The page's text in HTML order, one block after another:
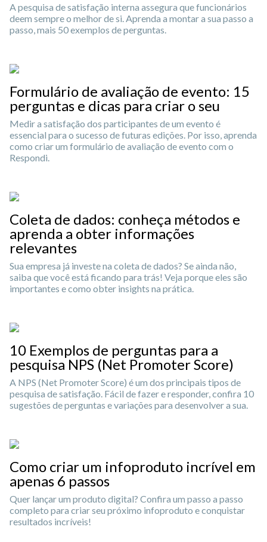
A pesquisa de satisfação interna assegura que funcionários
deem sempre o melhor de si. Aprenda a montar a sua passo a
passo, mais 50 exemplos de perguntas.
Formulário de avaliação de evento: 15
perguntas e dicas para criar o seu
Medir a satisfação dos participantes de um evento é
essencial para o sucesso de futuras edições. Por isso, aprenda
como criar um formulário de avaliação de evento com o
Respondi.
Coleta de dados: conheça métodos e
aprenda a obter informações
relevantes
Sua empresa já investe na coleta de dados? Se ainda não,
saiba que você está ficando para trás! Veja porque eles são
importantes e como obter insights na prática.
10 Exemplos de perguntas para a
pesquisa NPS (Net Promoter Score)
A NPS (Net Promoter Score) é um dos principais tipos de
pesquisa de satisfação. Fácil de fazer e responder, confira 10
sugestões de perguntas e variações para desenvolver a sua.
Como criar um infoproduto incrível em
apenas 6 passos
Quer lançar um produto digital? Confira um passo a passo
completo para criar seu próximo infoproduto e conquistar
resultados incríveis!